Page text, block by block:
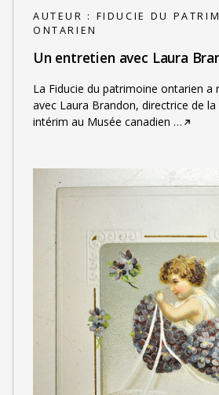
AUTEUR : FIDUCIE DU
ONTARIEN
Un entretien avec Laura
La Fiducie du patrimoine ontarien a
avec Laura Brandon, directrice de
intérim au Musée canadien …